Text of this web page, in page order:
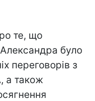
те, що
було
переговорів з
а також